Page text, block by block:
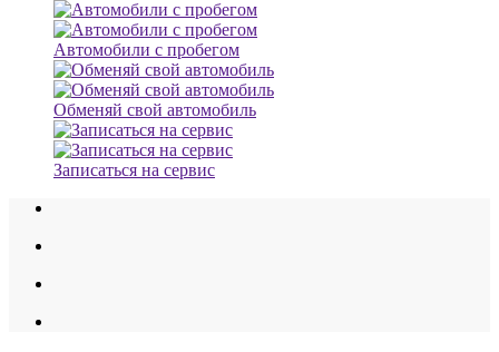
Автомобили с пробегом
Обменяй свой автомобиль
Записаться на сервис